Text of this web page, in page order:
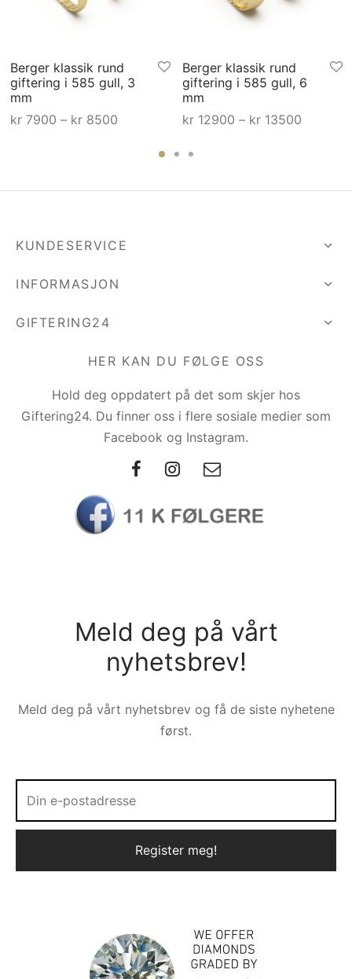
Berger klassik rund
giftering i 585 gull, 3
mm
kr7900 – kr8500Prisområde:
kr 8500
Berger klassik rund
giftering i 585 gull, 6
mm
kr12900 – kr13500
KUNDESERVICE
INFORMASJON
GIFTERING24
HER KAN DU FØLGE OSS
Hold deg oppdatert på det som skjer hos
Giftering24. Du finner oss i flere sosiale medier som
Facebook og Instagram.
Meld deg på vårt
nyhetsbrev!
Meld deg på vårt nyhetsbrev og få de siste nyhetene
først.